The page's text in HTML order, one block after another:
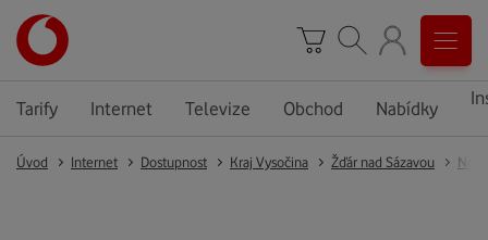
Tarify Internet Televize Obchod Nabídky
Úvod Internet Dostupnost Kraj Vysočina Žďár nad Sázavou